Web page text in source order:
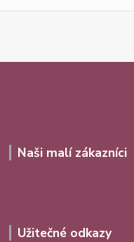
Naši malí zákazníci
Užitečné odkazy